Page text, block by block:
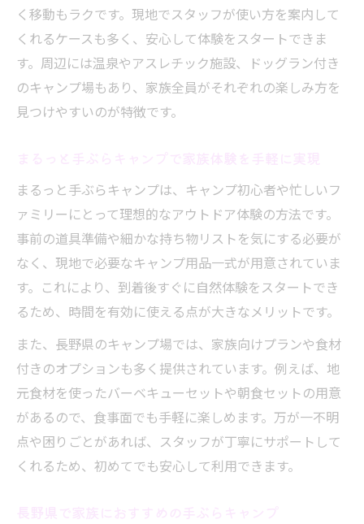
く移動もラクです。現地でスタッフが使い方を案内して
くれるケースも多く、安心して体験をスタートできま
す。周辺には温泉やアスレチック施設、ドッグラン付き
のキャンプ場もあり、家族全員がそれぞれの楽しみ方を
見つけやすいのが特徴です。
まるっと手ぶらキャンプは、キャンプ初心者や忙しいフ
ァミリーにとって理想的なアウトドア体験の方法です。
事前の道具準備や細かな持ち物リストを気にする必要が
なく、現地で必要なキャンプ用品一式が用意されていま
す。これにより、到着後すぐに自然体験をスタートでき
るため、時間を有効に使える点が大きなメリットです。
また、長野県のキャンプ場では、家族向けプランや食材
付きのオプションも多く提供されています。例えば、地
元食材を使ったバーベキューセットや朝食セットの用意
があるので、食事面でも手軽に楽しめます。万が一不明
点や困りごとがあれば、スタッフが丁寧にサポートして
くれるため、初めてでも安心して利用できます。